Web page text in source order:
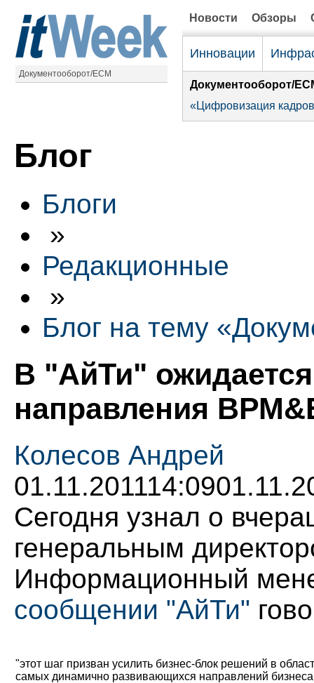
Документооборот/ECM
Новости Обзоры
Инновации
Документооборот/
«Цифровизация
Блог
Блоги
»
Редакционные
»
Блог на тему
В "АйТи"
направления
Колесов Андрей
01.11.201114:09
Сегодня узнал о
генеральным
Информационный
сообщении "АйТи"
"этот шаг призван усилить бизнес-блок решений в
самых динамично развивающихся направлений